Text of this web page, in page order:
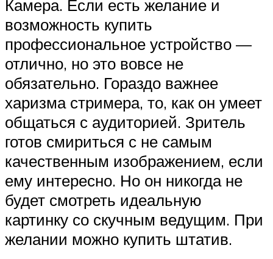
Камера. Если есть желание и
возможность купить
профессиональное устройство —
отлично, но это вовсе не
обязательно. Гораздо важнее
харизма стримера, то, как он умеет
общаться с аудиторией. Зритель
готов смириться с не самым
качественным изображением, если
ему интересно. Но он никогда не
будет смотреть идеальную
картинку со скучным ведущим. При
желании можно купить штатив.